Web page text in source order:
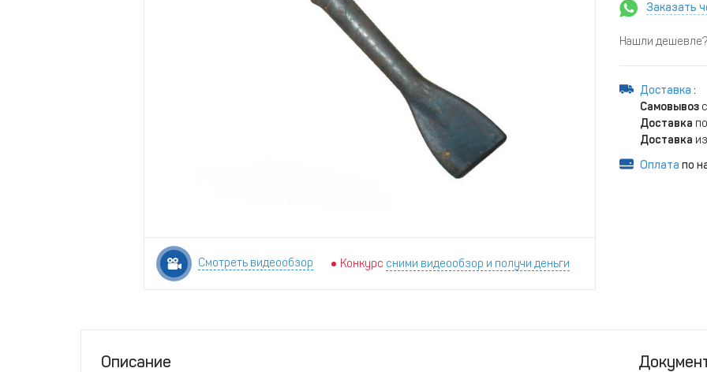
Смотреть видеообзор Конкурс сними видеообзор и получи деньги
Заказать
Нашли
Доставка :
Самовывоз
Доставка
Доставка
Оплата по
Описание